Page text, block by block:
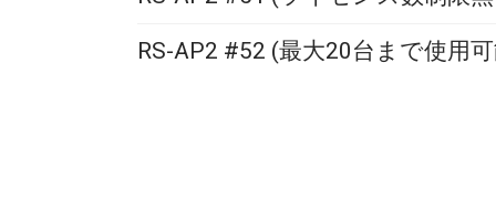
RS-AP2 #52 (最大20台まで使用